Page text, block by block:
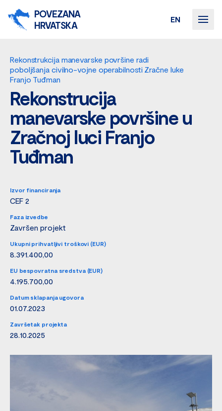
POVEZANA
HRVATSKA
EN
Rekonstrukcija manevarske površine radi
poboljšanja civilno-vojne operabilnosti Zračne luke
Franjo Tuđman
Rekonstrucija
manevarske površine u
Zračnoj luci Franjo
Tuđman
Izvor financiranja
CEF 2
Faza izvedbe
Završen projekt
Ukupni prihvatljivi troškovi (EUR)
8.391.400,00
EU bespovratna sredstva (EUR)
4.195.700,00
Datum sklapanja ugovora
01.07.2023
Završetak projekta
28.10.2025